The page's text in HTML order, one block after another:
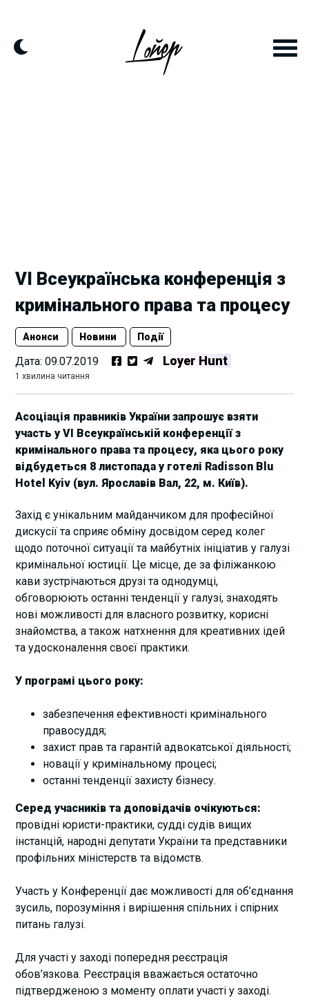
content
VI Всеукраїнська конференція з
кримінального права та процесу
Анонси Новини Події
Дата:09.07.2019 Loyer Hunt
1 хвилина читання
Асоціація правників України запрошує взяти
участь у VI Всеукраїнській конференції з
кримінального права та процесу, яка цього року
відбудеться 8 листопада у готелі Radisson Blu
Hotel Kyiv (вул. Ярославів Вал, 22, м. Київ).
Захід є унікальним майданчиком для професійної
дискусії та сприяє обміну досвідом серед колег
щодо поточної ситуації та майбутніх ініціатив у галузі
кримінальної юстиції. Це місце, де за філіжанкою
кави зустрічаються друзі та однодумці,
обговорюють останні тенденції у галузі, знаходять
нові можливості для власного розвитку, корисні
знайомства, а також натхнення для креативних ідей
та удосконалення своєї практики.
У програмі цього року:
забезпечення ефективності кримінального
правосуддя;
захист прав та гарантій адвокатської діяльності;
новації у кримінальному процесі;
останні тенденції захисту бізнесу.
Серед учасників та доповідачів очікуються:
провідні юристи-практики, судді судів вищих
інстанцій, народні депутати України та представники
профільних міністерств та відомств.
Участь у Конференції дає можливості для об’єднання
зусиль, порозуміння і вирішення спільних і спірних
питань галузі.
Для участі у заході попередня реєстрація
обов’язкова. Реєстрація вважається остаточно
підтвердженою з моменту оплати участі у заході.